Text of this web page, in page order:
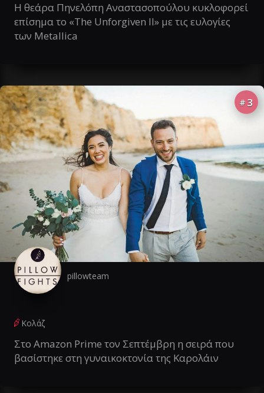
Η θεάρα Πηνελόπη Αναστασοπούλου κυκλοφορεί
επίσημα το «The Unforgiven II» με τις ευλογίες
των Metallica
# 3
pillowteam
Κολάζ
Στο Amazon Prime τον Σεπτέμβρη η σειρά που
βασίστηκε στη γυναικοκτονία της Καρολάιν